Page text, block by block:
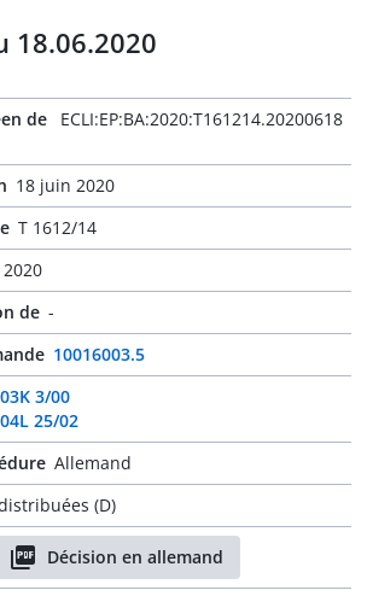
18.06.2020
de
ECLI:EP:BA:2020:T161214.20200618
18 juin 2020
T 1612/14
de -
10016003.5
3/00
25/02
Allemand
(D)
Décision en allemand